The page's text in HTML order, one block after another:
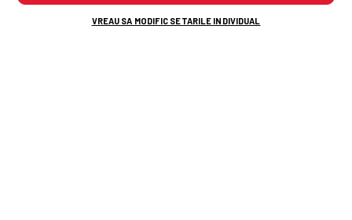
VREAU SA MODIFIC SETARILE INDIVIDUAL